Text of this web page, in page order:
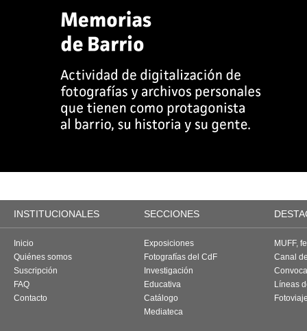
INSTITUCIONALES SECCIONES
Inicio
Quiénes somos
Suscripción
FAQ
Contacto
Exposiciones
Fotografías del CdF
Investigación
Educativa
Catálogo
Mediateca
MUFF,
Canal
Líneas